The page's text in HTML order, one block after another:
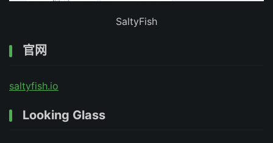
SaltyFish
官网
saltyfish.io
Looking Glass